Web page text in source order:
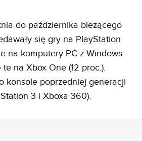
do października bieżącego
się gry na PlayStation
na komputery PC z Windows
te na Xbox One (12 proc.).
konsole poprzedniej generacji
3 i Xboxa 360).